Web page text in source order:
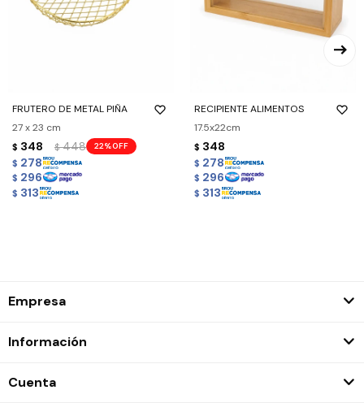
FRUTERO DE METAL PIÑA
27 x 23 cm
$ 348 $ 448 22
$ 278
$ 296
$ 313
RECIPIENTE ALIMENTOS
17.5x22cm
$ 348
$ 278
$ 296
$ 313
Empresa
Información
Cuenta